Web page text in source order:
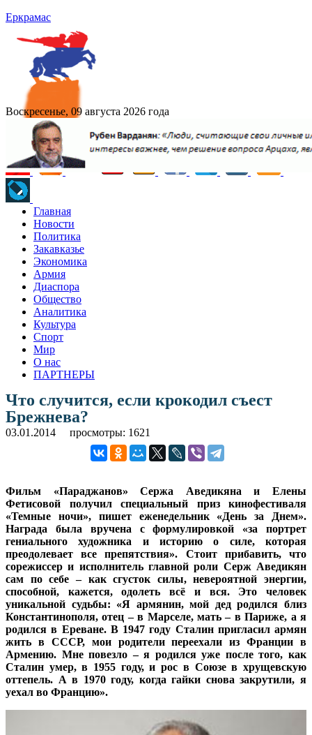
Еркрамас
Воскресенье, 09 августа 2026 года
Главная
Новости
Политика
Закавказье
Экономика
Армия
Диаспора
Общество
Аналитика
Культура
Спорт
Мир
О нас
ПАРТНЕРЫ
Что случится, если крокодил съест
Брежнева?
03.01.2014 просмотры: 1621
Фильм «Параджанов» Сержа Аведикяна и Елены
Фетисовой получил специальный приз кинофестиваля
«Темные ночи», пишет еженедельник «День за Днем».
Награда была вручена с формулировкой «за портрет
гениального художника и историю о силе, которая
преодолевает все препятствия». Стоит прибавить, что
сорежиссер и исполнитель главной роли Серж Аведикян
сам по себе – как сгусток силы, невероятной энергии,
способной, кажется, одолеть всё и вся. Это человек
уникальной судьбы: «Я армянин, мой дед родился близ
Константинополя, отец – в Марселе, мать – в Париже, а я
родился в Ереване. В 1947 году Сталин пригласил армян
жить в СССР, мои родители переехали из Франции в
Армению. Мне повезло – я родился уже после того, как
Сталин умер, в 1955 году, и рос в Союзе в хрущевскую
оттепель. А в 1970 году, когда гайки снова закрутили, я
уехал во Францию».